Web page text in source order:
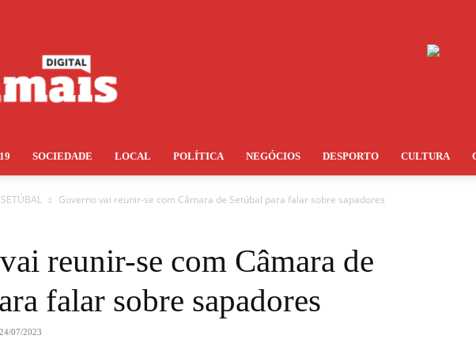
SOCIEDADE LOCAL POLÍTICA NEGÓCIOS DESPORTO CULTURA
Governo vai reunir-se com Câmara de Setúbal para falar sobre sapadores
reunir-se com Câmara de
falar sobre sapadores
24/07/2023